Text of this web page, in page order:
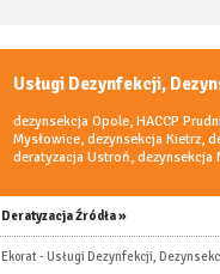
Usługi Dezynfekcji,
dezynsekcja Opole, HACCP
Mysłowice, dezynsekcja Kietrz,
deratyzacja Ustroń, dezynsekcja
Deratyzacja Źródła »
Ekorat - Usługi Dezynfekcji,